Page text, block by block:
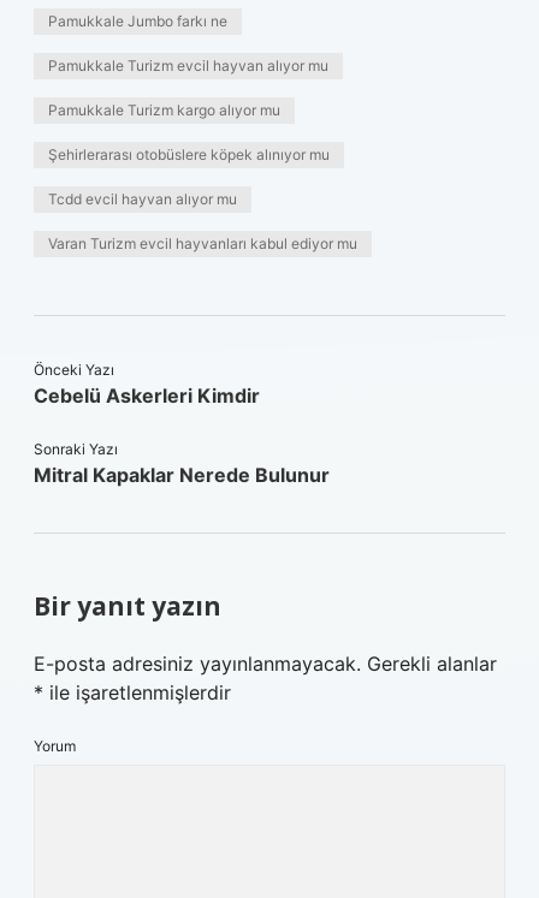
Pamukkale Jumbo farkı ne
Pamukkale Turizm evcil hayvan alıyor mu
Pamukkale Turizm kargo alıyor mu
Şehirlerarası otobüslere köpek alınıyor mu
Tcdd evcil hayvan alıyor mu
Varan Turizm evcil hayvanları kabul ediyor mu
Önceki Yazı
Cebelü Askerleri Kimdir
Sonraki Yazı
Mitral Kapaklar Nerede Bulunur
Bir yanıt yazın
E-posta adresiniz yayınlanmayacak. Gerekli alanlar
* ile işaretlenmişlerdir
Yorum